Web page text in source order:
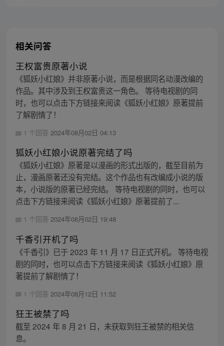
相关问答
王权富贵原著小说
《狐妖小红娘》并非原著小说，而是根据同名动漫改编的
作品。其中涉及到王权富贵这一角色。 等待电视剧的同
时，也可以点击下方链接来阅读《狐妖小红娘》原著提前
了解剧情了！
1 个回答 2024年08月02日 04:13
狐妖小红娘小说原著完结了吗
《狐妖小红娘》原著是以漫画的形式出版的，截至目前为
止，漫画原著还没有完结。这个作品也有改编成小说的版
本，小说版的原著已经完结。 等待电视剧的同时，也可以
点击下方链接来阅读《狐妖小红娘》原著提前了...
1 个回答 2024年08月02日 19:48
千香引开机了吗
《千香引》已于 2023 年 11 月 17 日正式开机。 等待电视
剧的同时，也可以点击下方链接来阅读《狐妖小红娘》原
著提前了解剧情了！
1 个回答 2024年08月12日 11:52
狂王被禁了吗
截至 2024 年 8 月 21 日，未获取到狂王被禁的相关信
息。